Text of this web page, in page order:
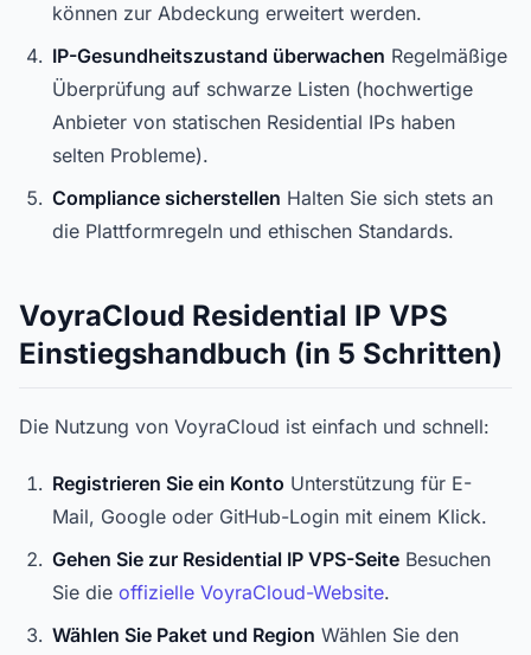
können zur Abdeckung erweitert werden.
IP-Gesundheitszustand überwachen Regelmäßige
Überprüfung auf schwarze Listen (hochwertige
Anbieter von statischen Residential IPs haben
selten Probleme).
Compliance sicherstellen Halten Sie sich stets an
die Plattformregeln und ethischen Standards.
VoyraCloud Residential IP VPS
Einstiegshandbuch (in 5 Schritten)
Die Nutzung von VoyraCloud ist einfach und schnell:
Registrieren Sie ein Konto Unterstützung für E-
Mail, Google oder GitHub-Login mit einem Klick.
Gehen Sie zur Residential IP VPS-Seite Besuchen
Sie die offizielle VoyraCloud-Website.
Wählen Sie Paket und Region Wählen Sie den